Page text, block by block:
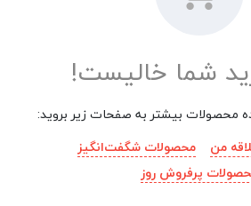
شما خالیست!
محصولات بیشتر به صفحات زیر بروید:
من
محصولات شگفت‌انگیز
پرفروش روز